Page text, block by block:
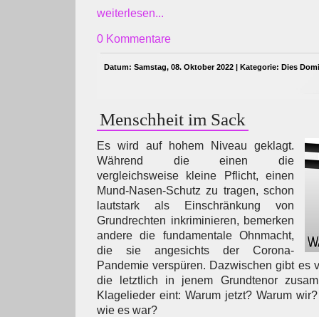
weiterlesen...
0 Kommentare
Datum: Samstag, 08. Oktober 2022 | Kategorie: Dies
Menschheit im Sack
Es wird auf hohem Niveau geklagt.
Während die einen die
vergleichsweise kleine Pflicht, einen
Mund-Nasen-Schutz zu tragen, schon
lautstark als Einschränkung von
Grundrechten inkriminieren, bemerken
andere die fundamentale Ohnmacht,
die sie angesichts der Corona-
Pandemie verspüren. Dazwischen gibt es
die letztlich in jenem Grundtenor
Klagelieder eint: Warum jetzt? Warum
wie es war?